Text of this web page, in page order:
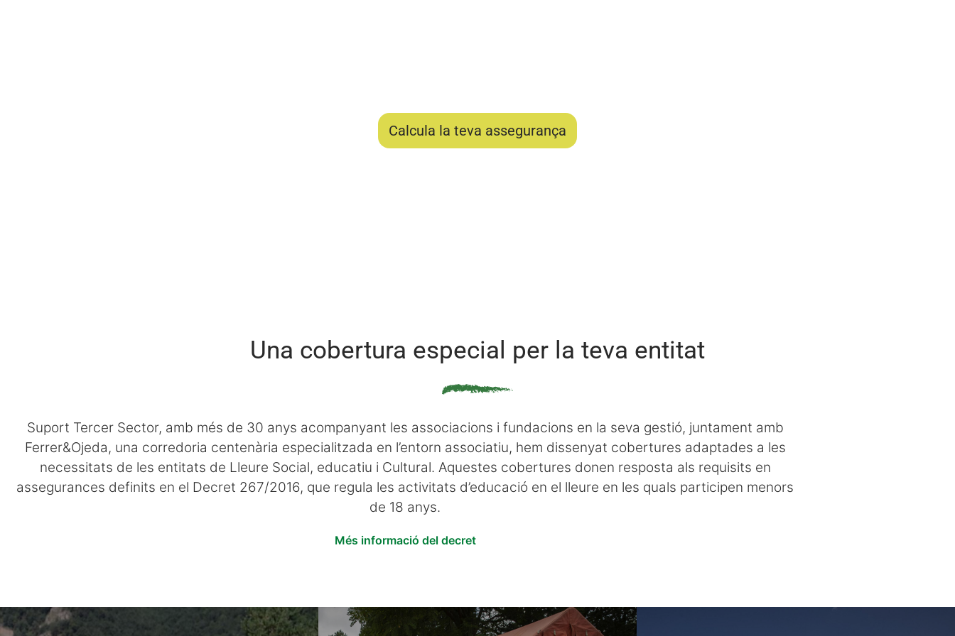
Calcula la teva assegurança
Una cobertura especial per la teva entitat
Suport Tercer Sector, amb més de 30 anys acompanyant les associacions i fundacions en la seva gestió, juntament amb
Ferrer&Ojeda, una corredoria centenària especialitzada en l’entorn associatiu, hem dissenyat cobertures adaptades a les
necessitats de les entitats de Lleure Social, educatiu i Cultural. Aquestes cobertures donen resposta als requisits en
assegurances definits en el Decret 267/2016, que regula les activitats d’educació en el lleure en les quals participen menors
de 18 anys.
Més informació del decret